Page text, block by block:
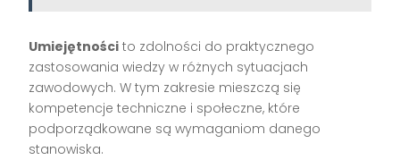
Umiejętności to zdolności do praktycznego
zastosowania wiedzy w różnych sytuacjach
zawodowych. W tym zakresie mieszczą się
kompetencje techniczne i społeczne, które
podporządkowane są wymaganiom danego
stanowiska.